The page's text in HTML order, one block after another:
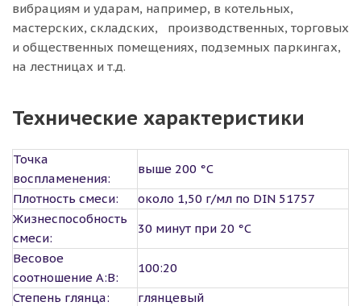
вибрациям и ударам, например, в котельных,
мастерских, складских, производственных, торговых
и общественных помещениях, подземных паркингах,
на лестницах и т.д.
Технические характеристики
Точка
воспламенения:
выше 200 °С
Плотность смеси:
около 1,50 г/мл по DIN 51757
Жизнеспособность
смеси:
30 минут при 20 °C
Весовое
соотношение A:B:
100:20
Степень глянца:
глянцевый